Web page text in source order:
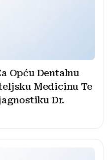
Opću Dentalnu
Medicinu Te
Dr.